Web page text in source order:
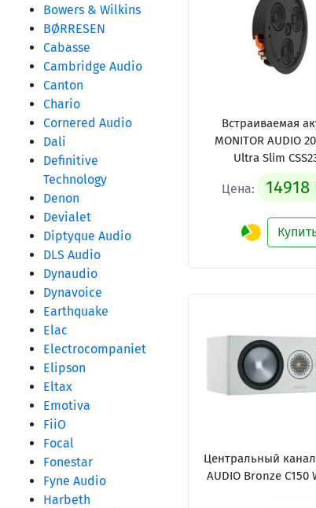
Bowers & Wilkins
BØRRESEN
Cabasse
Cambridge Audio
Canton
Chario
Cornered Audio
Dali
Definitive
Technology
Denon
Devialet
Diptyque Audio
DLS Audio
Dynaudio
Dynavoice
Earthquake
Elac
Electrocompaniet
Elipson
Eltax
Emotiva
FiiO
Focal
Fonestar
Fyne Audio
Harbeth
Встраиваемая
MONITOR AUDIO
Ultra Slim
Цена: 14918
Центральный канал
AUDIO Bronze C150